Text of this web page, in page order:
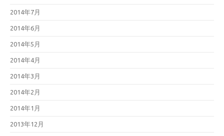
2014年7月
2014年6月
2014年5月
2014年4月
2014年3月
2014年2月
2014年1月
2013年12月